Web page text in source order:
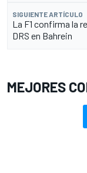
SIGUIENTE ARTÍCULO
La F1 confirma la
DRS en Bahrein
MEJORES